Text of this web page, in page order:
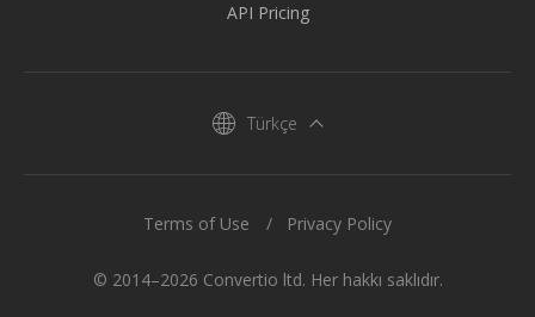
API Pricing
Türkçe
© 2014–2026 Convertio ltd. Her hakkı saklıdır.
Terms of Use Privacy Policy